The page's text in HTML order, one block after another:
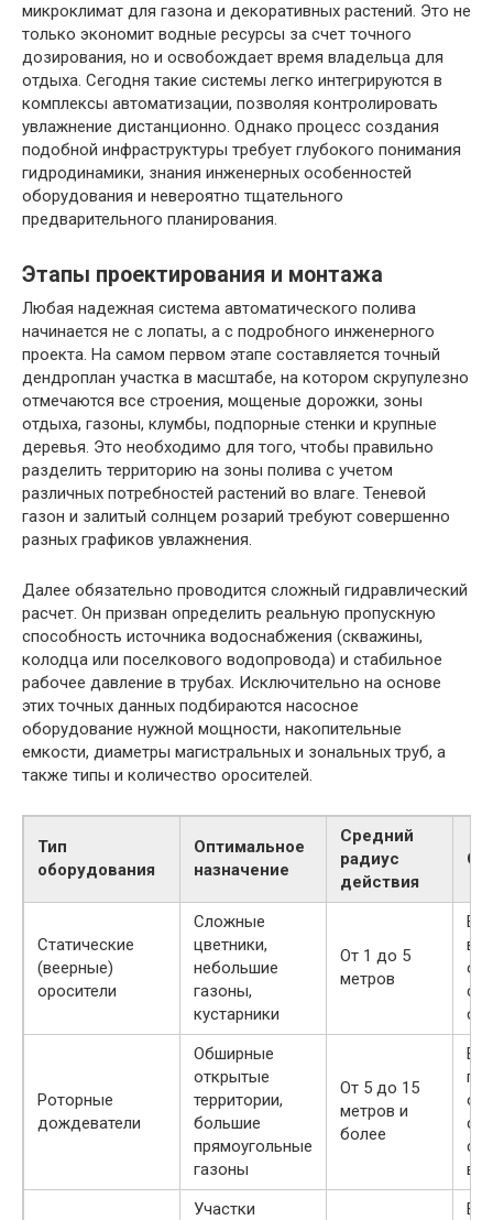
микроклимат для газона и декоративных растений. Это не
только экономит водные ресурсы за счет точного
дозирования, но и освобождает время владельца для
отдыха. Сегодня такие системы легко интегрируются в
комплексы автоматизации, позволяя контролировать
увлажнение дистанционно. Однако процесс создания
подобной инфраструктуры требует глубокого понимания
гидродинамики, знания инженерных особенностей
оборудования и невероятно тщательного
предварительного планирования.
Этапы проектирования и монтажа
Любая надежная система автоматического полива
начинается не с лопаты, а с подробного инженерного
проекта. На самом первом этапе составляется точный
дендроплан участка в масштабе, на котором скрупулезно
отмечаются все строения, мощеные дорожки, зоны
отдыха, газоны, клумбы, подпорные стенки и крупные
деревья. Это необходимо для того, чтобы правильно
разделить территорию на зоны полива с учетом
различных потребностей растений во влаге. Теневой
газон и залитый солнцем розарий требуют совершенно
разных графиков увлажнения.
Далее обязательно проводится сложный гидравлический
расчет. Он призван определить реальную пропускную
способность источника водоснабжения (скважины,
колодца или поселкового водопровода) и стабильное
рабочее давление в трубах. Исключительно на основе
этих точных данных подбираются насосное
оборудование нужной мощности, накопительные
емкости, диаметры магистральных и зональных труб, а
также типы и количество оросителей.
Тип
оборудования
Оптимальное
назначение
Средний
радиус
действия
Статические
(веерные)
оросители
Сложные
цветники,
небольшие
газоны,
кустарники
От 1 до 5
метров
Роторные
дождеватели
Обширные
открытые
территории,
большие
прямоугольные
газоны
От 5 до 15
метров и
более
Участки